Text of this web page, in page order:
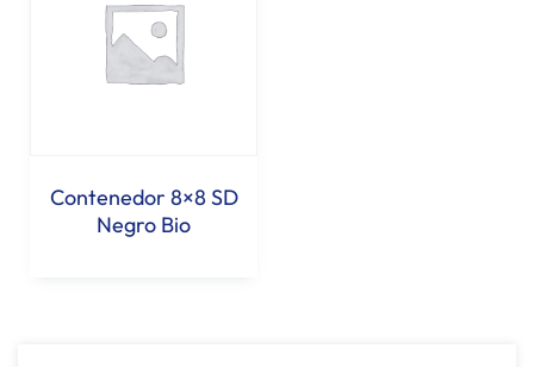
Contenedor 8×8 SD
Negro Bio